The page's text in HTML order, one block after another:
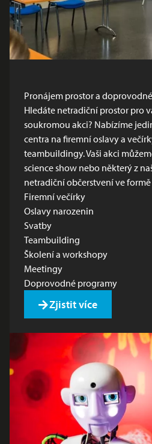
Pronájem prostor a
Hledáte netradiční prostor pro
soukromou akci? Nabízíme
centra na firemní oslavy a
teambuildingy. Vaši akci
science show nebo některý z
netradiční občerstvení ve
Firemní večírky
Oslavy narozenin
Svatby
Teambuilding
Školení a workshopy
Meetingy
Doprovodné programy
Zjistit více